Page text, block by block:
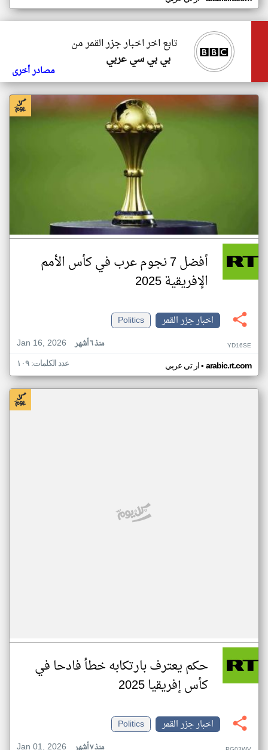
تابع اخر اخبار جزر القمر من
بي بي سي عربي
مصادر أخرى
أفضل 7 نجوم عرب في كأس الأمم
الإفريقية 2025
اخبار جزر القمر
Politics
Jan 16, 2026
منذ ٦ أشهر YD16SE
ار تي عربي• arabic.rt.com عدد الكلمات: ١٠٩
حكم يعترف بارتكابه خطأ فادحا في
كأس إفريقيا 2025
اخبار جزر القمر
Politics